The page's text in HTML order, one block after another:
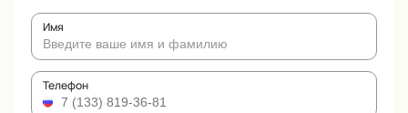
Имя
Телефон